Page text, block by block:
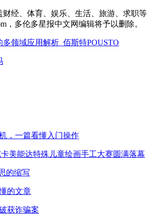
经、体育、娱乐、生活、旅游、求
，多伦多星报中文网编辑将予以删除。
领域应用解析_佰斯特POUSTO
，一篇看懂入门操作
美能达特殊儿童绘画手工大赛圆满落幕
的缩写
的文章
获诈骗案